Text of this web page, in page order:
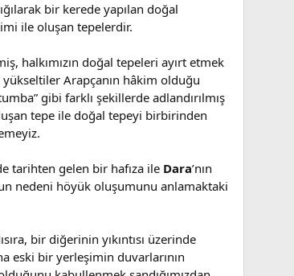
bir kerede yapılan doğal
ile oluşan tepelerdir.
halkımızın doğal tepeleri ayırt etmek
yükseltiler Arapçanın hâkim olduğu
gibi farklı şekillerde adlandırılmış
tepe ile doğal tepeyi birbirinden
tarihten gelen bir hafıza ile Dara’nın
nedeni höyük oluşumunu anlamaktaki
bir diğerinin yıkıntısı üzerinde
eski bir yerleşimin duvarlarının